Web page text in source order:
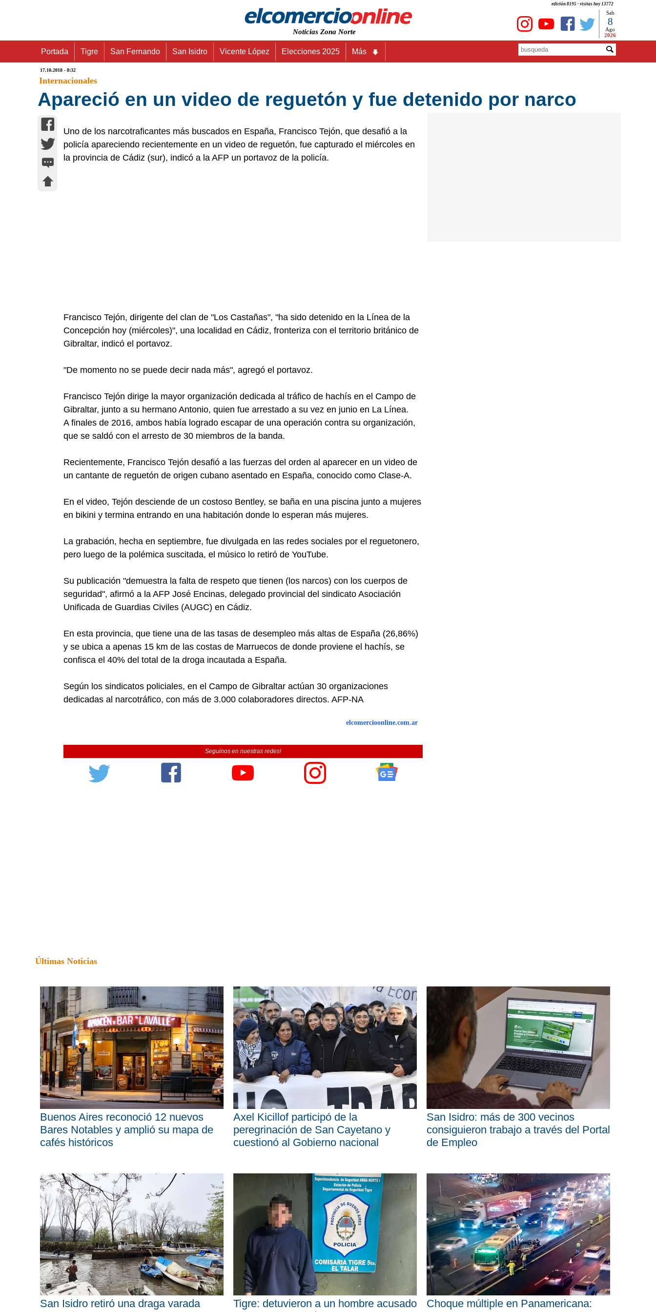
edición 8195 - visitas hoy 13772
Noticias Zona Norte
Sab
8
Ago
2026
Portada Tigre San Fernando San Isidro Vicente López Elecciones 2025 Más
17.10.2018 - 8:32
Internacionales
Apareció en un video de reguetón y fue detenido por narco
Uno de los narcotraficantes más buscados en España, Francisco Tejón, que desafió a la
policía apareciendo recientemente en un video de reguetón, fue capturado el miércoles en
la provincia de Cádiz (sur), indicó a la AFP un portavoz de la policía.
Francisco Tejón, dirigente del clan de "Los Castañas", "ha sido detenido en la Línea de la
Concepción hoy (miércoles)", una localidad en Cádiz, fronteriza con el territorio británico de
Gibraltar, indicó el portavoz.
"De momento no se puede decir nada más", agregó el portavoz.
Francisco Tejón dirige la mayor organización dedicada al tráfico de hachís en el Campo de
Gibraltar, junto a su hermano Antonio, quien fue arrestado a su vez en junio en La Línea.
A finales de 2016, ambos había logrado escapar de una operación contra su organización,
que se saldó con el arresto de 30 miembros de la banda.
Recientemente, Francisco Tejón desafió a las fuerzas del orden al aparecer en un video de
un cantante de reguetón de origen cubano asentado en España, conocido como Clase-A.
En el video, Tejón desciende de un costoso Bentley, se baña en una piscina junto a mujeres
en bikini y termina entrando en una habitación donde lo esperan más mujeres.
La grabación, hecha en septiembre, fue divulgada en las redes sociales por el reguetonero,
pero luego de la polémica suscitada, el músico lo retiró de YouTube.
Su publicación "demuestra la falta de respeto que tienen (los narcos) con los cuerpos de
seguridad", afirmó a la AFP José Encinas, delegado provincial del sindicato Asociación
Unificada de Guardias Civiles (AUGC) en Cádiz.
En esta provincia, que tiene una de las tasas de desempleo más altas de España (26,86%)
y se ubica a apenas 15 km de las costas de Marruecos de donde proviene el hachís, se
confisca el 40% del total de la droga incautada a España.
Según los sindicatos policiales, en el Campo de Gibraltar actúan 30 organizaciones
dedicadas al narcotráfico, con más de 3.000 colaboradores directos. AFP-NA
elcomercioonline.com.ar
Seguinos en nuestras redes!
Últimas Noticias
Buenos Aires reconoció 12 nuevos
Bares Notables y amplió su mapa de
cafés históricos
Axel Kicillof participó de la
peregrinación de San Cayetano y
cuestionó al Gobierno nacional
San Isidro: más de 300 vecinos
consiguieron trabajo a través del Portal
de Empleo
San Isidro retiró una draga varada
Tigre: detuvieron a un hombre acusado
Choque múltiple en Panamericana: